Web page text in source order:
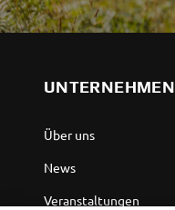
UNTERNEHMEN
Über uns
News
Veranstaltungen